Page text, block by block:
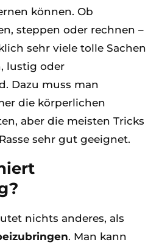
können. Ob
steppen oder rechnen –
sehr viele tolle Sachen
lustig oder
Dazu muss man
die körperlichen
aber die meisten Tricks
sehr gut geeignet.
nichts anderes, als
. Man kann